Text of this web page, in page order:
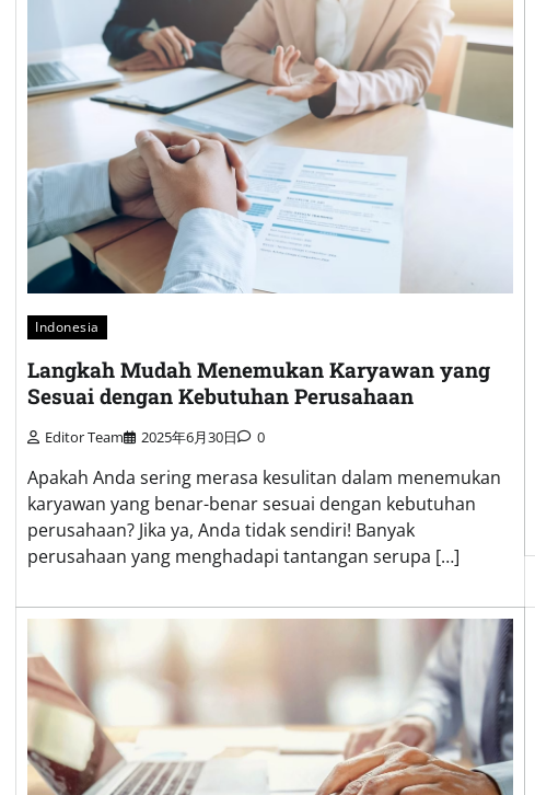
Indonesia
Langkah Mudah Menemukan Karyawan yang
Sesuai dengan Kebutuhan Perusahaan
Editor Team 2025年6月30日 0
Apakah Anda sering merasa kesulitan dalam menemukan
karyawan yang benar-benar sesuai dengan kebutuhan
perusahaan? Jika ya, Anda tidak sendiri! Banyak
perusahaan yang menghadapi tantangan serupa […]